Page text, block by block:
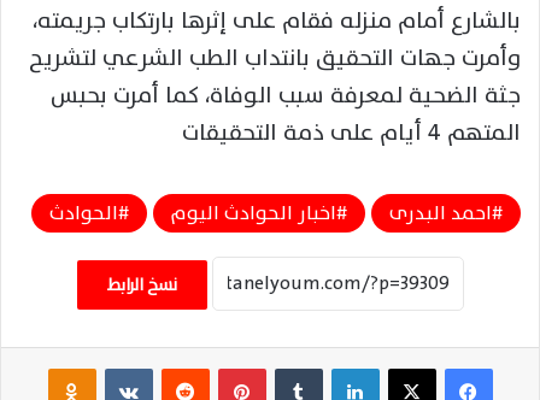
بالشارع أمام منزله فقام على إثرها بارتكاب جريمته،
وأمرت جهات التحقيق بانتداب الطب الشرعي لتشريح
جثة الضحية لمعرفة سبب الوفاة، كما أمرت بحبس
المتهم 4 أيام على ذمة التحقيقات
احمد البدرى اخبار الحوادث اليوم الحوادث
نسخ الرابط
فيسبوك ‫X لينكدإن بينتيريست ‏VKontakte